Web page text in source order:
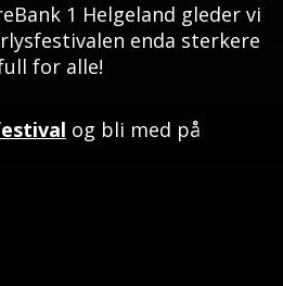
1 Helgeland gleder vi
enda sterkere
for alle!
og bli med på